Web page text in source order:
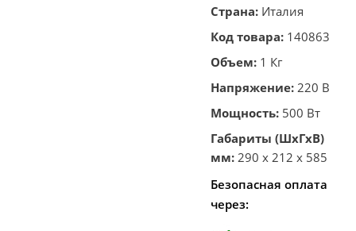
клик
Страна: Италия
Код товара: 140863
Объем: 1 Кг
Напряжение: 220 В
Мощность: 500 Вт
Габариты (ШхГхВ)
мм: 290 x 212 x 585
Безопасная оплата
через: